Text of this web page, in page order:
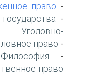
право -
-
Уголовно-
право -
Философия -
право